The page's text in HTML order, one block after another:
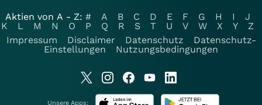
Aktien von A - Z: # A B C D E F G H I
J
K
L M N O P Q R S T U V W X Y
Z
Impressum
Disclaimer Datenschutz
Datenschutz-
Einstellungen
Nutzungsbedingungen
Unsere Apps: